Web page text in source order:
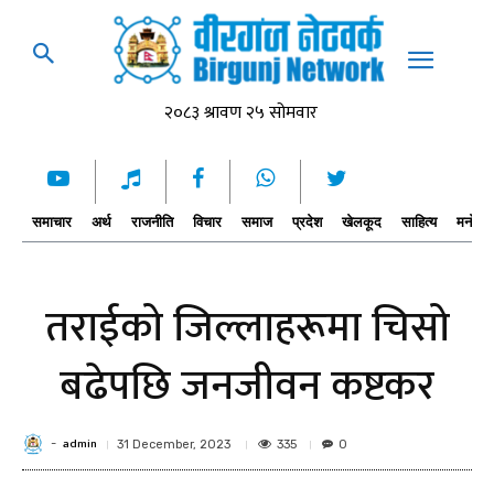
समाचार अर्थ राजनीति विचार समाज प्रदेश खेलकूद साहित्य
तराईको जिल्लाहरूमा चिसो
बढेपछि जनजीवन कष्टकर
- admin 31 December, 2023 335 0